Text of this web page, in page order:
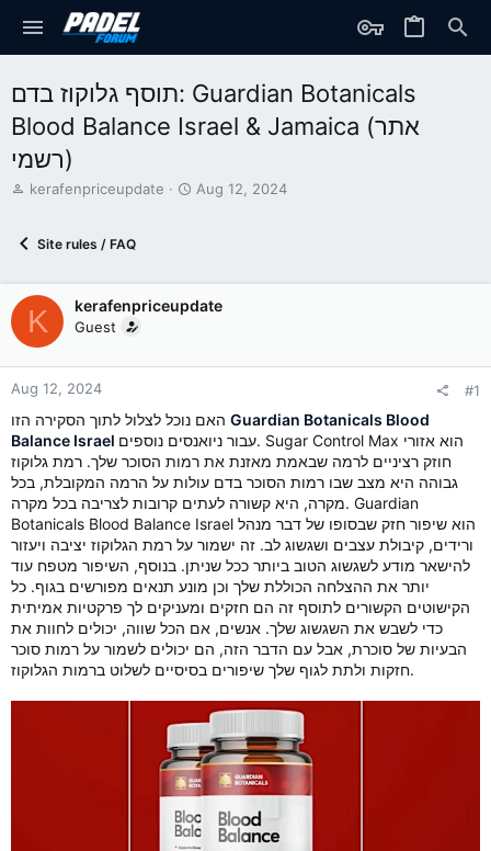
תוסף גלוקוז בדם: Guardian Botanicals
Blood Balance Israel & Jamaica (אתר
רשמי)
T
d
t
a
r
t
r
kerafenpriceupdate
S
d
a
Aug 12, 2024
Site rules / FAQ
K kerafenpriceupdate
Guest
Aug 12, 2024 #1
Guardian Botanicals Blood
Balance Israel עבור ניואנסים נוספים. Sugar Control Max הוא אזורי
חוזק רציניים לרמה שבאמת מאזנת את רמות הסוכר שלך. רמת גלוקוז
גבוהה היא מצב שבו רמות הסוכר בדם עולות על הרמה המקובלת, בכל
מקרה, היא קשורה לעתים קרובות לצריבה בכל מקרה. Guardian
Botanicals Blood Balance Israel הוא שיפור חזק שבסופו של דבר מנהל
ורידים, קיבולת עצבים ושגשוג לב. זה ישמור על רמת הגלוקוז יציבה ויעזור
להישאר מודע לשגשוג הטוב ביותר ככל שניתן. בנוסף, השיפור מטפח עוד
יותר את ההצלחה הכוללת שלך וכן מונע תנאים מפורשים בגוף. כל
הקישוטים הקשורים לתוסף זה הם חזקים ומעניקים לך פרקטיות אמיתית
כדי לשבש את השגשוג שלך. אנשים, אם הכל שווה, יכולים לחוות את
הבעיות של סוכרת, אבל עם הדבר הזה, הם יכולים לשמור על רמות סוכר
חזקות ולתת לגוף שלך שיפורים בסיסיים לשלוט ברמות הגלוקוז.